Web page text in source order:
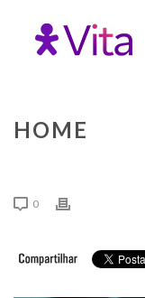
HOME
0